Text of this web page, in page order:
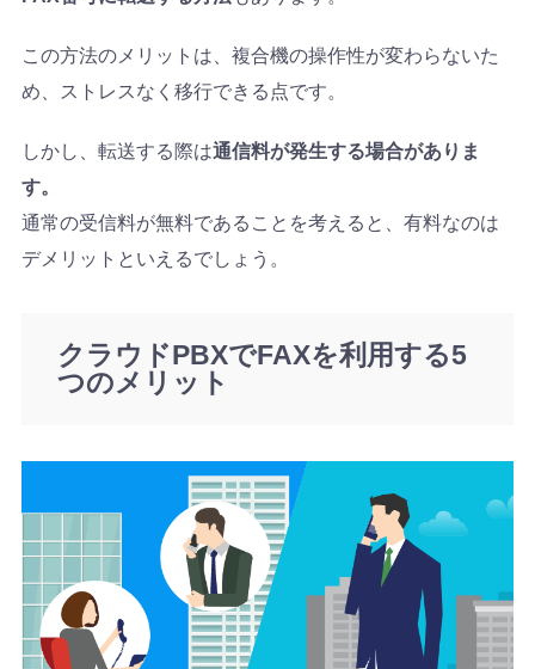
この方法のメリットは、複合機の操作性が変わらないた
め、ストレスなく移行できる点です。
しかし、転送する際は通信料が発生する場合がありま
す。
通常の受信料が無料であることを考えると、有料なのは
デメリットといえるでしょう。
クラウドPBXでFAXを利用する5
つのメリット